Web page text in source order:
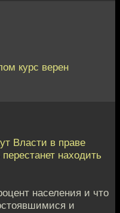
курс верен
Власти в праве
находить
населения и что
и